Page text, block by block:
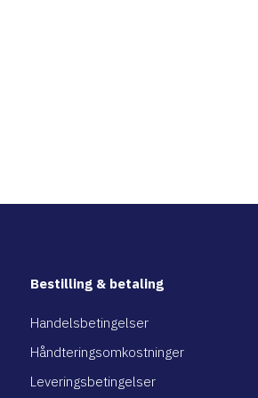
Bestilling & betaling
Handelsbetingelser
Håndteringsomkostninger
Leveringsbetingelser